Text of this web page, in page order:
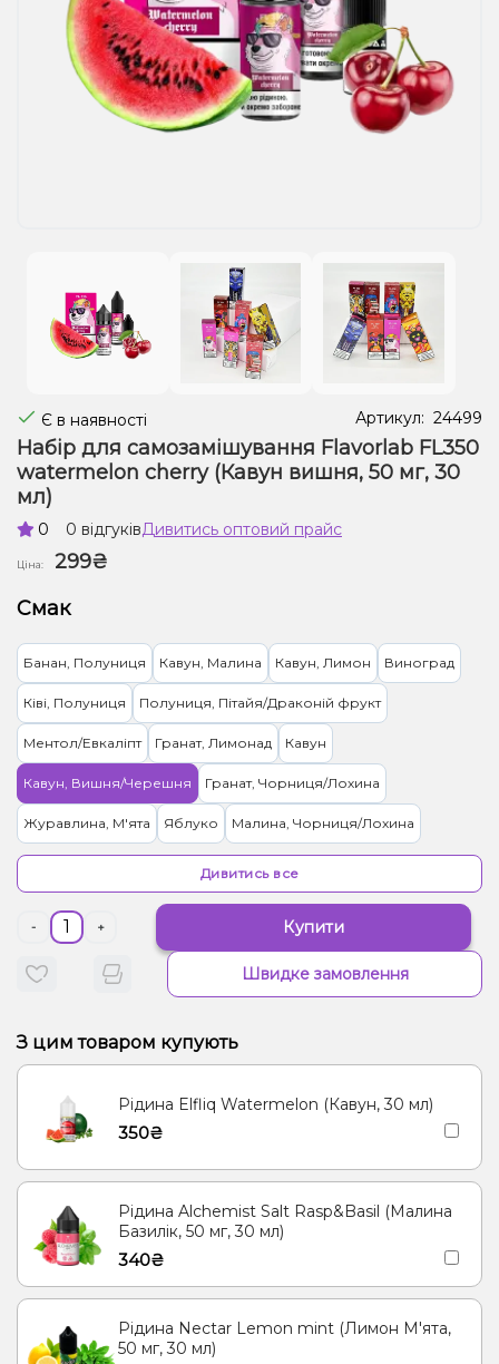
Рідини для електронних сигарет
Подарункові набори
Є в наявності Артикул: 24499
Набір для самозамішування Flavorlab FL350
watermelon cherry (Кавун вишня, 50 мг, 30
мл)
0 0 відгуківДивитись оптовий прайс
Ціна:
299₴
Смак
Банан, Полуниця Кавун, Малина Кавун, Лимон Виноград
Ківі, Полуниця Полуниця, Пітайя/Драконій фрукт
Ментол/Евкаліпт Гранат, Лимонад Кавун
Кавун, Вишня/Черешня Гранат, Чорниця/Лохина
Журавлина, М'ята Яблуко Малина, Чорниця/Лохина
Лід/Холодок, Манго, Персик Банан, Лід/Холодок
Полуниця, Лід/Холодок, Манго Кавун, Полуниця, Лід/Холодок
Гранат, Лід/Холодок, Ментол/Евкаліпт
Виноград, Полуниця, Лід/Холодок
Апельсин, Виноград, Кориця, Лід/Холодок
Лід/Холодок, Смородина
Виноград, Лід/Холодок, Смородина
Гранат, Лід/Холодок, Чорниця/Лохина Манго, Персик
Полуниця, Манго Кавун, Полуниця
Виноград, Лимон Виноград, Полуниця
Апельсин, Виноград, Кориця
Дивитись все
- + Купити
Швидке замовлення
З цим товаром купують
Рідина Elfliq Watermelon (Кавун, 30 мл)
350₴
Рідина Alchemist Salt Rasp&Basil (Малина
Базилік, 50 мг, 30 мл)
340₴
Рідина Nectar Lemon mint (Лимон М'ята,
50 мг, 30 мл)